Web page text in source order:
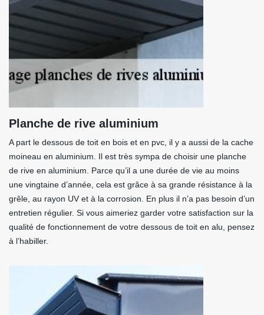
Planche de rive aluminium
A part le dessous de toit en bois et en pvc, il y a aussi de la cache
moineau en aluminium. Il est très sympa de choisir une planche
de rive en aluminium. Parce qu’il a une durée de vie au moins
une vingtaine d’année, cela est grâce à sa grande résistance à la
grêle, au rayon UV et à la corrosion. En plus il n’a pas besoin d’un
entretien régulier. Si vous aimeriez garder votre satisfaction sur la
qualité de fonctionnement de votre dessous de toit en alu, pensez
à l’habiller.